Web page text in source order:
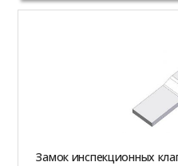
Замок инспекционных